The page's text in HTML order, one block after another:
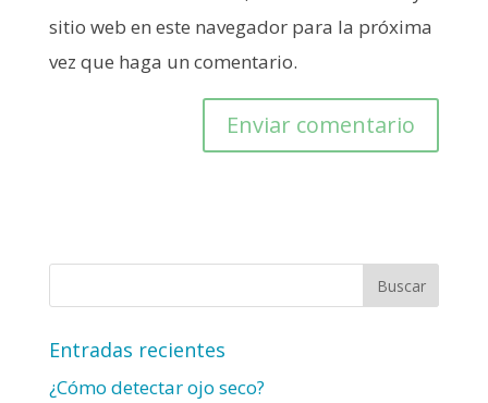
sitio web en este navegador para la próxima
vez que haga un comentario.
Entradas recientes
¿Cómo detectar ojo seco?